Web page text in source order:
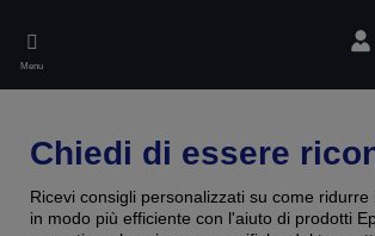
main
content
Menu
Chiedi di essere
Ricevi consigli personalizzati su come ridurre
in modo più efficiente con l'aiuto di prodotti